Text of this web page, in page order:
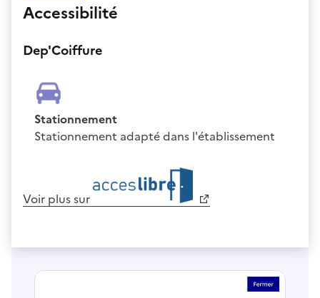
Accessibilité
Dep'Coiffure
Stationnement
Stationnement adapté dans l'établissement
Voir plus sur